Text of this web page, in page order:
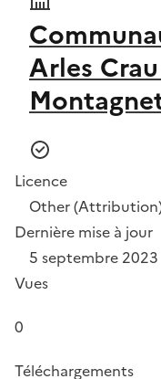
Arles
Licence
Other
Dernière mise à jour
5 septembre 2023
Vues
0
Téléchargements